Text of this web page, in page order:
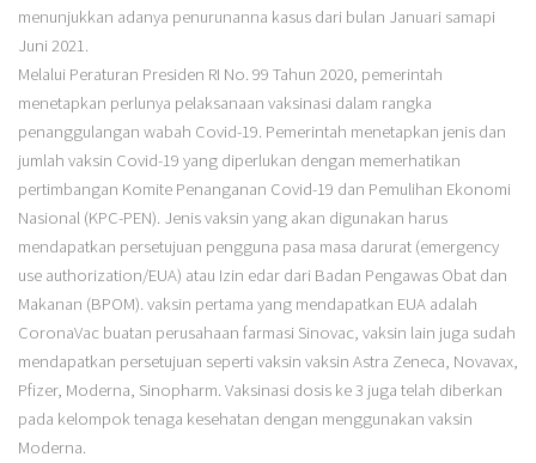
menunjukkan adanya penurunanna kasus dari bulan Januari samapi
Juni 2021.
Melalui Peraturan Presiden RI No. 99 Tahun 2020, pemerintah
menetapkan perlunya pelaksanaan vaksinasi dalam rangka
penanggulangan wabah Covid-19. Pemerintah menetapkan jenis dan
jumlah vaksin Covid-19 yang diperlukan dengan memerhatikan
pertimbangan Komite Penanganan Covid-19 dan Pemulihan Ekonomi
Nasional (KPC-PEN). Jenis vaksin yang akan digunakan harus
mendapatkan persetujuan pengguna pasa masa darurat (emergency
use authorization/EUA) atau Izin edar dari Badan Pengawas Obat dan
Makanan (BPOM). vaksin pertama yang mendapatkan EUA adalah
CoronaVac buatan perusahaan farmasi Sinovac, vaksin lain juga sudah
mendapatkan persetujuan seperti vaksin vaksin Astra Zeneca, Novavax,
Pfizer, Moderna, Sinopharm. Vaksinasi dosis ke 3 juga telah diberkan
pada kelompok tenaga kesehatan dengan menggunakan vaksin
Moderna.